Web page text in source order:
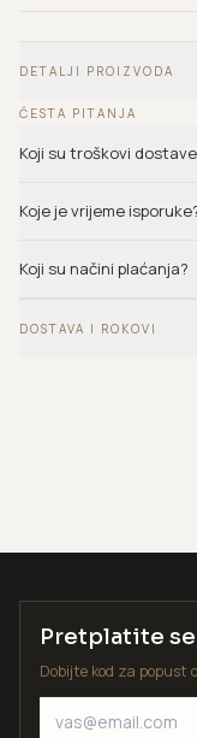
DETALJI PROIZVODA
ČESTA PITANJA
Koji su troškovi
Koje je vrijeme
Koji su načini plaćanja?
DOSTAVA I ROKOVI
Pretplatite
Dobijte kod za popust